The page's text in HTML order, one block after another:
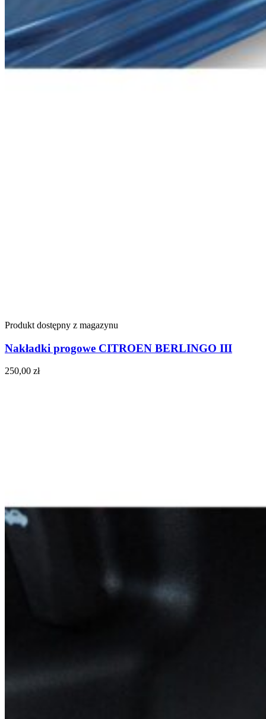
Produkt dostępny z magazynu
Nakładki progowe CITROEN BERLINGO III
250,00 zł